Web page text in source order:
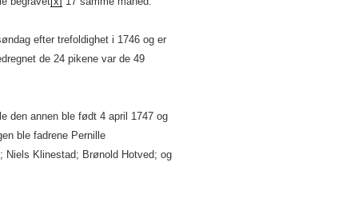
efter trefoldighet i 1746 og er
de 24 pikene var de 49
den annen ble født 4 april 1747 og
ble fadrene Pernille
Niels Klinestad; Brønold Hotved; og